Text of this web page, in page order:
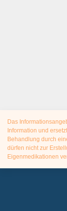
Das
Information und
Behandlung durch
dürfen nicht zur
Eigenmedikationen